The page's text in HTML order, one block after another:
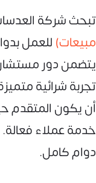
تبحث شركة
مبيعات) للعمل
يتضمن دور مستشار
تجربة شرائية
أن يكون المتقدم
دوام كامل.